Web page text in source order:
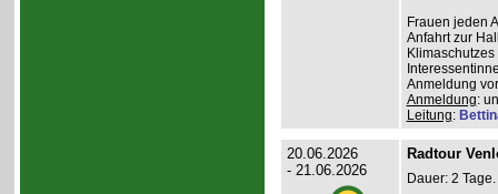
Frauen jeden
Anfahrt zur
Anmeldung
Anmeldung:
Leitung:
20.06.2026
- 21.06.2026
Radtour
Dauer: 2 Tage.